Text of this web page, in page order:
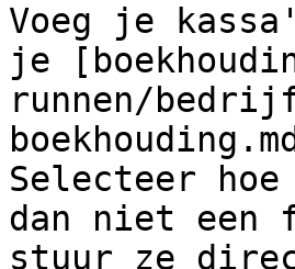
Voeg je
je
runnen/
Selecteer
dan niet
stuur ze